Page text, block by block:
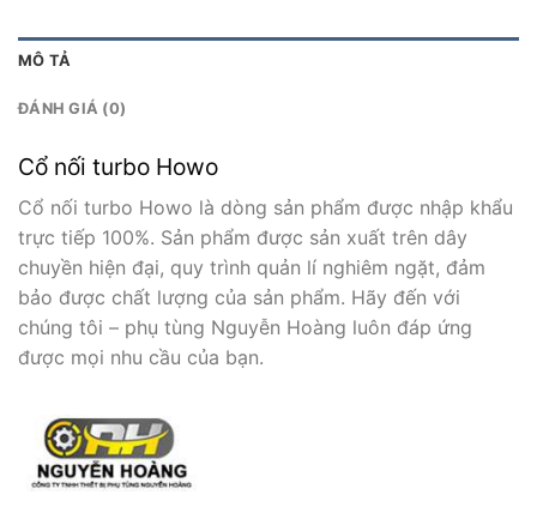
MÔ TẢ
ĐÁNH GIÁ (0)
Cổ nối turbo Howo
Cổ nối turbo Howo là dòng sản phẩm được nhập khẩu
trực tiếp 100%. Sản phẩm được sản xuất trên dây
chuyền hiện đại, quy trình quản lí nghiêm ngặt, đảm
bảo được chất lượng của sản phẩm. Hãy đến với
chúng tôi – phụ tùng Nguyễn Hoàng luôn đáp ứng
được mọi nhu cầu của bạn.